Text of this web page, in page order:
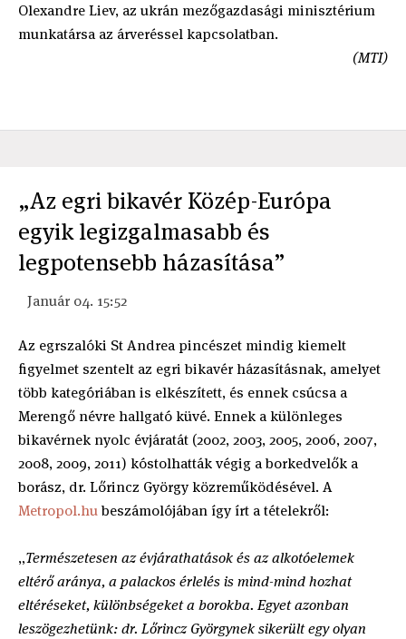
Olexandre Liev, az ukrán mezőgazdasági minisztérium
munkatársa az árveréssel kapcsolatban.
(MTI)
„Az egri bikavér Közép-Európa
egyik legizgalmasabb és
legpotensebb házasítása”
Január 04. 15:52
Az egrszalóki St Andrea pincészet mindig kiemelt
figyelmet szentelt az egri bikavér házasításnak, amelyet
több kategóriában is elkészített, és ennek csúcsa a
Merengő névre hallgató küvé. Ennek a különleges
bikavérnek nyolc évjáratát (2002, 2003, 2005, 2006, 2007,
2008, 2009, 2011) kóstolhatták végig a borkedvelők a
borász, dr. Lőrincz György közreműködésével. A
Metropol.hubeszámolójában így írt a tételekről:
„Természetesen az évjárathatások és az alkotóelemek
eltérő aránya, a palackos érlelés is mind-mind hozhat
eltéréseket, különbségeket a borokba. Egyet azonban
leszögezhetünk: dr. Lőrincz Györgynek sikerült egy olyan